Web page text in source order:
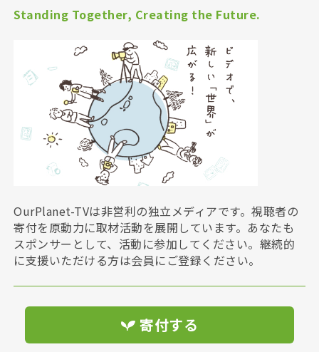
Standing Together, Creating the Future.
OurPlanet-TVは非営利の独立メディアです。視聴者の
寄付を原動力に取材活動を展開しています。あなたも
スポンサーとして、活動に参加してください。継続的
に支援いただける方は会員にご登録ください。
寄付する